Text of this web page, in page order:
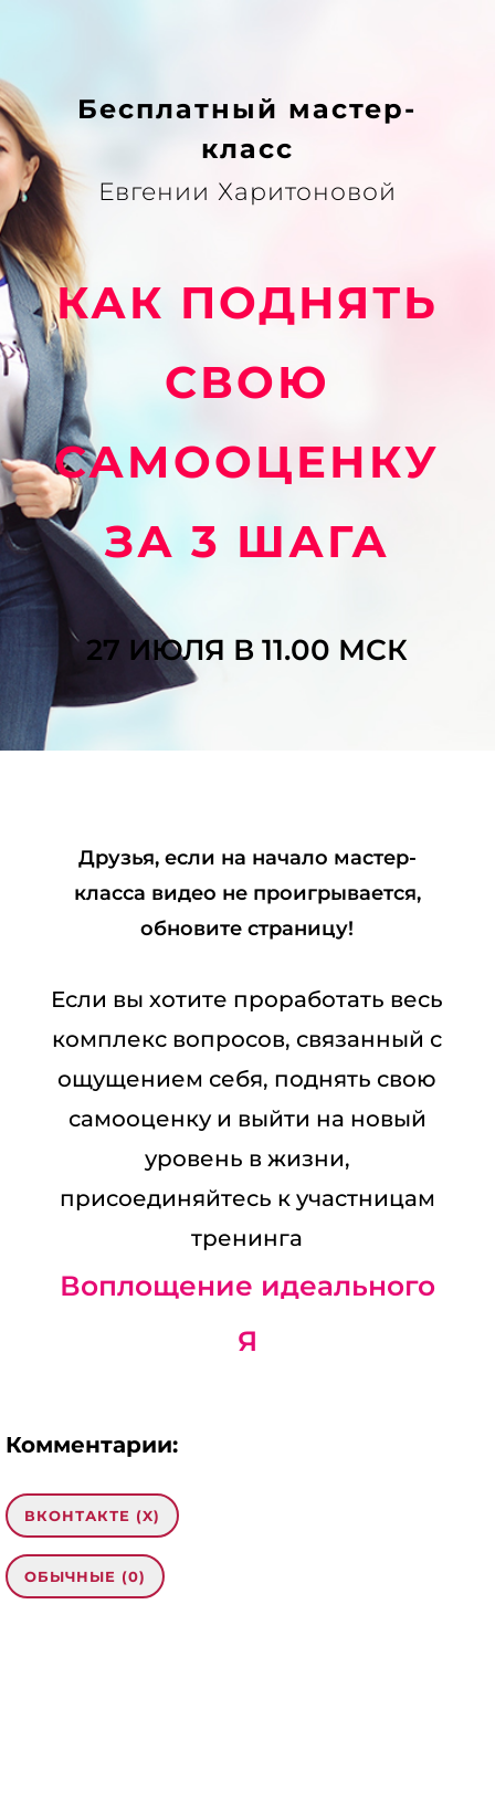
Бесплатный мастер-
класс
Евгении Харитоновой
КАК ПОДНЯТЬ
СВОЮ
САМООЦЕНКУ
ЗА 3 ШАГА
27 ИЮЛЯ В 11.00 МСК
Друзья, если на начало мастер-
класса видео не проигрывается,
обновите страницу!
Если вы хотите проработать весь
комплекс вопросов, связанный с
ощущением себя, поднять свою
самооценку и выйти на новый
уровень в жизни,
присоединяйтесь к участницам
тренинга
Воплощение идеального
Я
Комментарии:
ВКОНТАКТЕ (X)
ОБЫЧНЫЕ (0)